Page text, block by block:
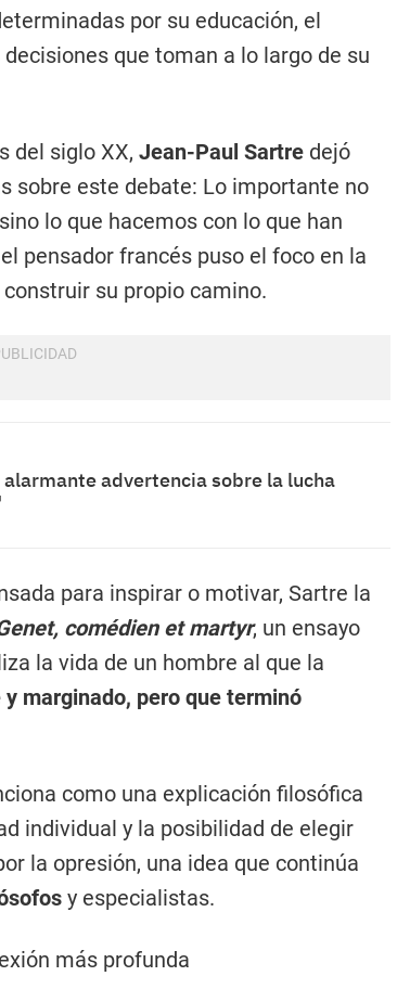
por su educación, el
que toman a lo largo de su
del siglo XX, Jean-Paul Sartre dejó
sobre este debate: Lo importante no
lo que hacemos con lo que han
pensador francés puso el foco en la
su propio camino.
advertencia sobre la lucha
para inspirar o motivar, Sartre la
comédien et martyr, un ensayo
la vida de un hombre al que la
marginado, pero que terminó
como una explicación filosófica
individual y la posibilidad de elegir
la opresión, una idea que continúa
y especialistas.
más profunda